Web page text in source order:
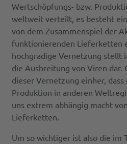
Wertschöpfungs- bzw.
weltweit verteilt, es besteht
von dem Zusammenspiel der
funktionierenden Lieferketten
hochgradige Vernetzung stellt
die Ausbreitung von Viren
dieser Vernetzung einher,
Produktion in anderen
uns extrem abhängig macht
Lieferketten.
Um so wichtiger ist also die im